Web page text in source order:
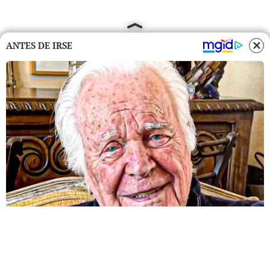
ANTES DE IRSE